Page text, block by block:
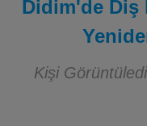
Didim'de Diş
Kişi